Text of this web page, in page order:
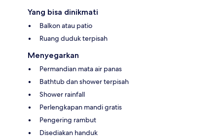
Yang bisa dinikmati
Balkon atau patio
Ruang duduk terpisah
Menyegarkan
Permandian mata air panas
Bathtub dan shower terpisah
Shower rainfall
Perlengkapan mandi gratis
Pengering rambut
Disediakan handuk